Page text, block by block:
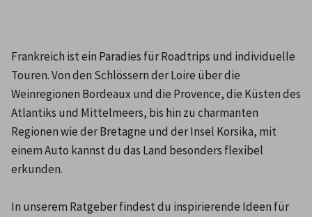
Frankreich ist ein Paradies für Roadtrips und individuelle
Touren. Von den Schlössern der Loire über die
Weinregionen Bordeaux und die Provence, die Küsten des
Atlantiks und Mittelmeers, bis hin zu charmanten
Regionen wie der Bretagne und der Insel Korsika, mit
einem Auto kannst du das Land besonders flexibel
erkunden.
In unserem Ratgeber findest du inspirierende Ideen für